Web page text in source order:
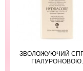
ЗВОЛОЖУЮЧИЙ